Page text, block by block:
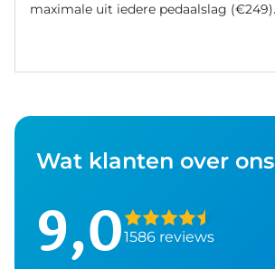
maximale uit iedere pedaalslag (€249).
Wat klanten over
9,01586 reviews